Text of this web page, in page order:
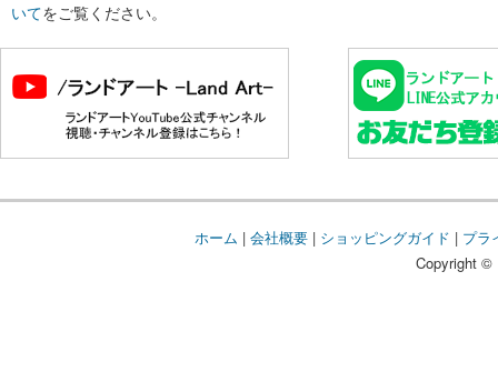
いてをご覧ください。
ホーム | 会社概要| ショッピングガイド | プラ
Copyright ©